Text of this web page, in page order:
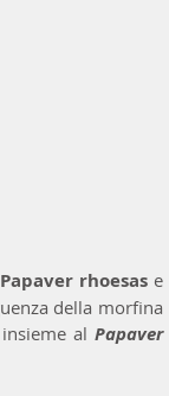
Papaver rhoesas e
della morfina
insieme al Papaver